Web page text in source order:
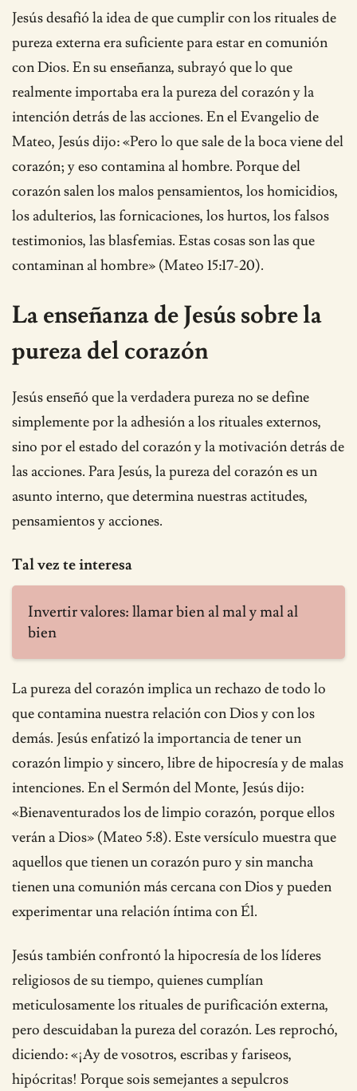
Jesús desafió la idea de que cumplir con los rituales de
pureza externa era suficiente para estar en comunión
con Dios. En su enseñanza, subrayó que lo que
realmente importaba era la pureza del corazón y la
intención detrás de las acciones. En el Evangelio de
Mateo, Jesús dijo: «Pero lo que sale de la boca viene del
corazón; y eso contamina al hombre. Porque del
corazón salen los malos pensamientos, los homicidios,
los adulterios, las fornicaciones, los hurtos, los falsos
testimonios, las blasfemias. Estas cosas son las que
contaminan al hombre» (Mateo 15:17-20).
La enseñanza de Jesús sobre la
pureza del corazón
Jesús enseñó que la verdadera pureza no se define
simplemente por la adhesión a los rituales externos,
sino por el estado del corazón y la motivación detrás de
las acciones. Para Jesús, la pureza del corazón es un
asunto interno, que determina nuestras actitudes,
pensamientos y acciones.
Tal vez te interesa
Invertir valores: llamar bien al mal y mal al
bien
La pureza del corazón implica un rechazo de todo lo
que contamina nuestra relación con Dios y con los
demás. Jesús enfatizó la importancia de tener un
corazón limpio y sincero, libre de hipocresía y de malas
intenciones. En el Sermón del Monte, Jesús dijo:
«Bienaventurados los de limpio corazón, porque ellos
verán a Dios» (Mateo 5:8). Este versículo muestra que
aquellos que tienen un corazón puro y sin mancha
tienen una comunión más cercana con Dios y pueden
experimentar una relación íntima con Él.
Jesús también confrontó la hipocresía de los líderes
religiosos de su tiempo, quienes cumplían
meticulosamente los rituales de purificación externa,
pero descuidaban la pureza del corazón. Les reprochó,
diciendo: «¡Ay de vosotros, escribas y fariseos,
hipócritas! Porque sois semejantes a sepulcros